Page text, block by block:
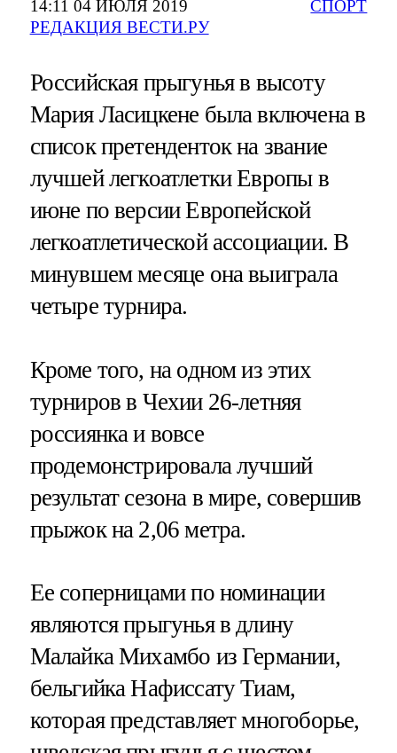
14:11 04 ИЮЛЯ 2019
РЕДАКЦИЯ ВЕСТИ.РУ
СПОРТ
Российская прыгунья в высоту
Мария Ласицкене была включена в
список претенденток на звание
лучшей легкоатлетки Европы в
июне по версии Европейской
легкоатлетической ассоциации. В
минувшем месяце она выиграла
четыре турнира.
Кроме того, на одном из этих
турниров в Чехии 26-летняя
россиянка и вовсе
продемонстрировала лучший
результат сезона в мире, совершив
прыжок на 2,06 метра.
Ее соперницами по номинации
являются прыгунья в длину
Малайка Михамбо из Германии,
бельгийка Нафиссату Тиам,
которая представляет многоборье,